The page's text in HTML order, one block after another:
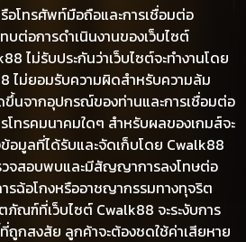
โทรศัพท์มือถือและการเชื่อมต่อ
บต่อการดำเนินงานของเว็บไซต์
ไม่รับประกันว่าเว็บไซต์จะทำงานโดย
ไม่ยอมรับความผิดสำหรับความล้ม
นจากอุปกรณ์ของท่านและการเชื่อมต่อ
โทรคมนาคมใดๆ สำหรับผลของเกมส์จะ
มูลที่ได้รับและจัดเก็บโดย Cwalk88
จสอบพบและมีสัญญาการลงโทษต่อ
รฉ้อโกงหรืออาชญากรรมทางทุจริต
ณฑ์ที่เว็บไซต์ Cwalk88 จะระงับการ
ถูกสงสัย ลูกค้าจะต้องชดใช้ค่าเสียหาย